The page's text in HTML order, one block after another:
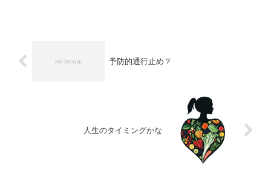
予防的通行止め？
人生のタイミングかな